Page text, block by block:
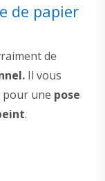
de papier
de
Il vous
pour une pose
.